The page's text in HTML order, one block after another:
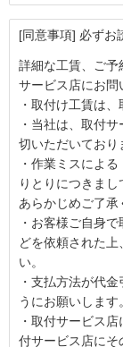
[同意事項] 必ずお
詳細な工賃、ご予
サービス店にお問
・取付け工賃は
・当社は、取付
切いただいており
・作業ミスによ
りとりにつきまし
あらかじめご了承
・お客様ご自身
どを依頼された
い。
・支払方法が代
うにお願いします。
・取付サービス
付サービス店にそ